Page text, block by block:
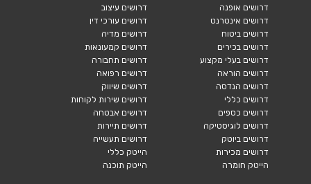
דרושים אופנה
דרושים אינטרנט
דרושים ביטוח
דרושים בכירים
דרושים בעלי מקצוע
דרושים הוראה
דרושים הנדסה
דרושים כללי
דרושים כספים
דרושים לוגיסטיקה
דרושים ביוטק
דרושים מכירות
הייטק חומרה
דרושים עיצוב
דרושים עורכי דין
דרושים מדיה
דרושים קמעונאות
דרושים תחבורה
דרושים רפואה
דרושים שיווק
דרושים שירות לקוחות
דרושים אבטחה
דרושים תיירות
דרושים תעשייה
הייטק כללי
הייטק תוכנה